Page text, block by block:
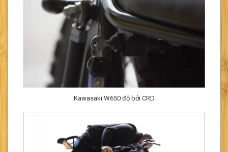
Kawasaki W650 độ bởi CRD